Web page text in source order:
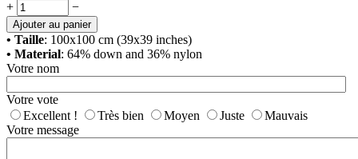
+
−
Ajouter au panier
• Taille: 100x100 cm (39x39 inches)
• Material: 64% down and 36% nylon
Votre nom
Votre vote
Excellent !
Très bien Moyen Juste
Mauvais
Votre message